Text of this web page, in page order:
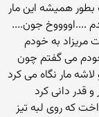
همیشه این مار
....اووووخ جون....
به خودم
خودم می گفتم چون
مار نگاه می کرد
قدر دانی کرد
که روی لبه تیز